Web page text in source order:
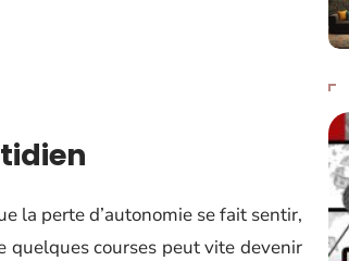
la perte d’autonomie se fait sentir,
quelques courses peut vite devenir